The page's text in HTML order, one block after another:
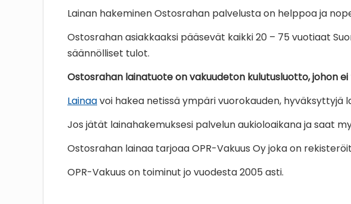
Lainan hakeminen Ostosrahan palvelusta on helppoa ja
Ostosrahan asiakkaaksi pääsevät kaikki 20 – 75 vuotiaat
säännölliset tulot.
Ostosrahan lainatuote on vakuudeton kulutusluotto, johon
Lainaavoi hakea netissä ympäri vuorokauden, hyväksyttyjä
Jos jätät lainahakemuksesi palvelun aukioloaikana ja saat
Ostosrahan lainaa tarjoaa OPR-Vakuus Oy joka on
OPR-Vakuus on toiminut jo vuodesta 2005 asti.